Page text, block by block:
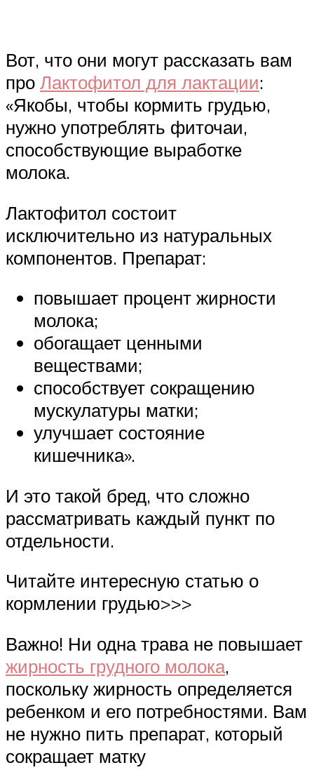
Вот, что они могут рассказать вам
про Лактофитол для лактации:
«Якобы, чтобы кормить грудью,
нужно употреблять фиточаи,
способствующие выработке
молока.
Лактофитол состоит
исключительно из натуральных
компонентов. Препарат:
повышает процент жирности
молока;
обогащает ценными
веществами;
способствует сокращению
мускулатуры матки;
улучшает состояние
кишечника».
И это такой бред, что сложно
рассматривать каждый пункт по
отдельности.
Читайте интересную статью о
кормлении грудью>>>
Важно! Ни одна трава не повышает
жирность грудного молока,
поскольку жирность определяется
ребенком и его потребностями. Вам
не нужно пить препарат, который
сокращает матку